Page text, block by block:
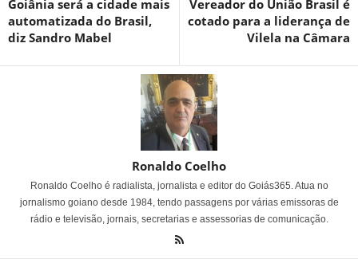
Goiânia será a cidade mais
automatizada do Brasil,
diz Sandro Mabel
Vereador do União Brasil é
cotado para a liderança de
Vilela na Câmara
Ronaldo Coelho
Ronaldo Coelho é radialista, jornalista e editor do Goiás365. Atua no
jornalismo goiano desde 1984, tendo passagens por várias emissoras de
rádio e televisão, jornais, secretarias e assessorias de comunicação.